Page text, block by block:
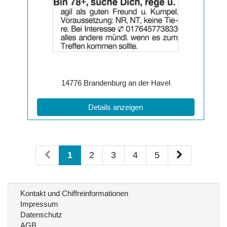
der
Anzeige
2064185
anzeigen
|
Postleitzahl:
14776 Ort:
Brandenburg an der Havel
Details anzeigen(ID: 2064185)
1 2 3 4 5
Kontakt und Chiffreinformationen
Impressum
Datenschutz